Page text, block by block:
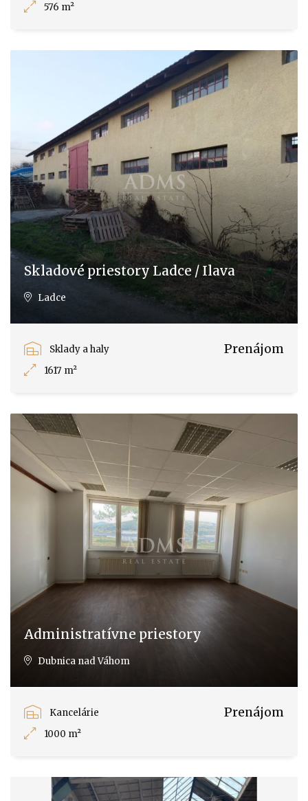
576 m²
Skladové priestory Ladce / Ilava
Ladce
Sklady a haly
1617 m²
Prenájom
Administratívne priestory
Dubnica nad Váhom
Kancelárie
1000 m²
Prenájom